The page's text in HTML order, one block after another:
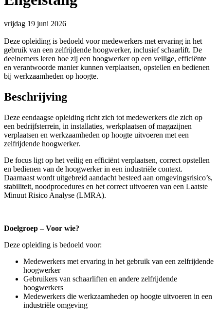
vrijdag 19 juni 2026
Deze opleiding is bedoeld voor medewerkers met ervaring in het
gebruik van een zelfrijdende hoogwerker, inclusief schaarlift. De
deelnemers leren hoe zij een hoogwerker op een veilige, efficiënte
en verantwoorde manier kunnen verplaatsen, opstellen en bedienen
bij werkzaamheden op hoogte.
Beschrijving
Deze eendaagse opleiding richt zich tot medewerkers die zich op
een bedrijfsterrein, in installaties, werkplaatsen of magazijnen
verplaatsen en werkzaamheden op hoogte uitvoeren met een
zelfrijdende hoogwerker.
De focus ligt op het veilig en efficiënt verplaatsen, correct opstellen
en bedienen van de hoogwerker in een industriële context.
Daarnaast wordt uitgebreid aandacht besteed aan omgevingsrisico’s,
stabiliteit, noodprocedures en het correct uitvoeren van een Laatste
Minuut Risico Analyse (LMRA).
Doelgroep – Voor wie?
Deze opleiding is bedoeld voor:
Medewerkers met ervaring in het gebruik van een zelfrijdende
hoogwerker
Gebruikers van schaarliften en andere zelfrijdende
hoogwerkers
Medewerkers die werkzaamheden op hoogte uitvoeren in een
industriële omgeving